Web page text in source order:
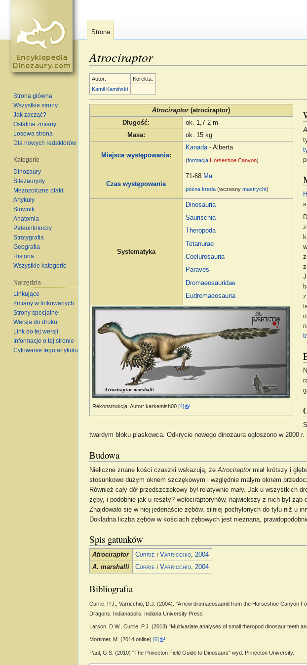
Atrociraptor
Autor:
Korekta:
Kamil Kamiński
Atrociraptor(atrociraptor)
Długość:
ok. 1,7-2 m
Masa: ok. 15 kg
Miejsce występowania:
Kanada- Alberta
(formacja Horseshoe Canyon)
Czas występowania
71-68 Ma
późna kreda (wczesnymastrycht)
Systematyka
Dinosauria
Saurischia
Theropoda
Tetanurae
Coelurosauria
Paraves
Dromaeosauridae
Eudromaeosauria
Rekonstrukcja. Autor: karkemish00[4]
twardym bloku piaskowca. Odkrycie nowego dinozaura ogłoszono w 2000
Budowa
Nieliczne znane kości czaszki wskazują, że Atrociraptormiał krótszy i
stosunkowo dużym oknem szczękowym i względnie małym oknem
Również cały dół przedszczękowy był relatywnie mały. Jak u wszystkich
zęby, i podobnie jak u reszty? welociraptorynów, największy z nich był ząb
Znajdowało się w niej jedenaście zębów, silniej pochylonych do tyłu niż u
Dokładna liczba zębów w kościach zębowych jest nieznana,
Spis gatunków
Atrociraptor Currie iVarricchio,2004
A. marshalli
Currie iVarricchio,2004
Bibliografia
Currie, P.J., Varricchio, D.J. (2004). "A new dromaeosaurid from the Horseshoe Canyon
Dragons. Indianapolis: Indiana University Press
Larson, D.W., Currie, P.J. (2013) “Multivariate analyses of small theropod dinosaur teeth
Mortimer, M. (2014 online) [6]
Paul, G.S. (2010) "The Princeton Field Guide to Dinosaurs" wyd. Princeton University.
Strona
Strona główna
Wszystkie strony
Jak zacząć?
Ostatnie zmiany
Losowa strona
Dla nowych redaktorów
Kategorie
Dinozaury
Silezaurydy
Mezozoiczne ptaki
Artykuły
Słownik
Anatomia
Paleontolodzy
Stratygrafia
Geografia
Historia
Wszystkie kategorie
Narzędzia
Linkujące
Zmiany w linkowanych
Strony specjalne
Wersja do druku
Link do tej wersji
Informacje o tej stronie
Cytowanie tego artykułu